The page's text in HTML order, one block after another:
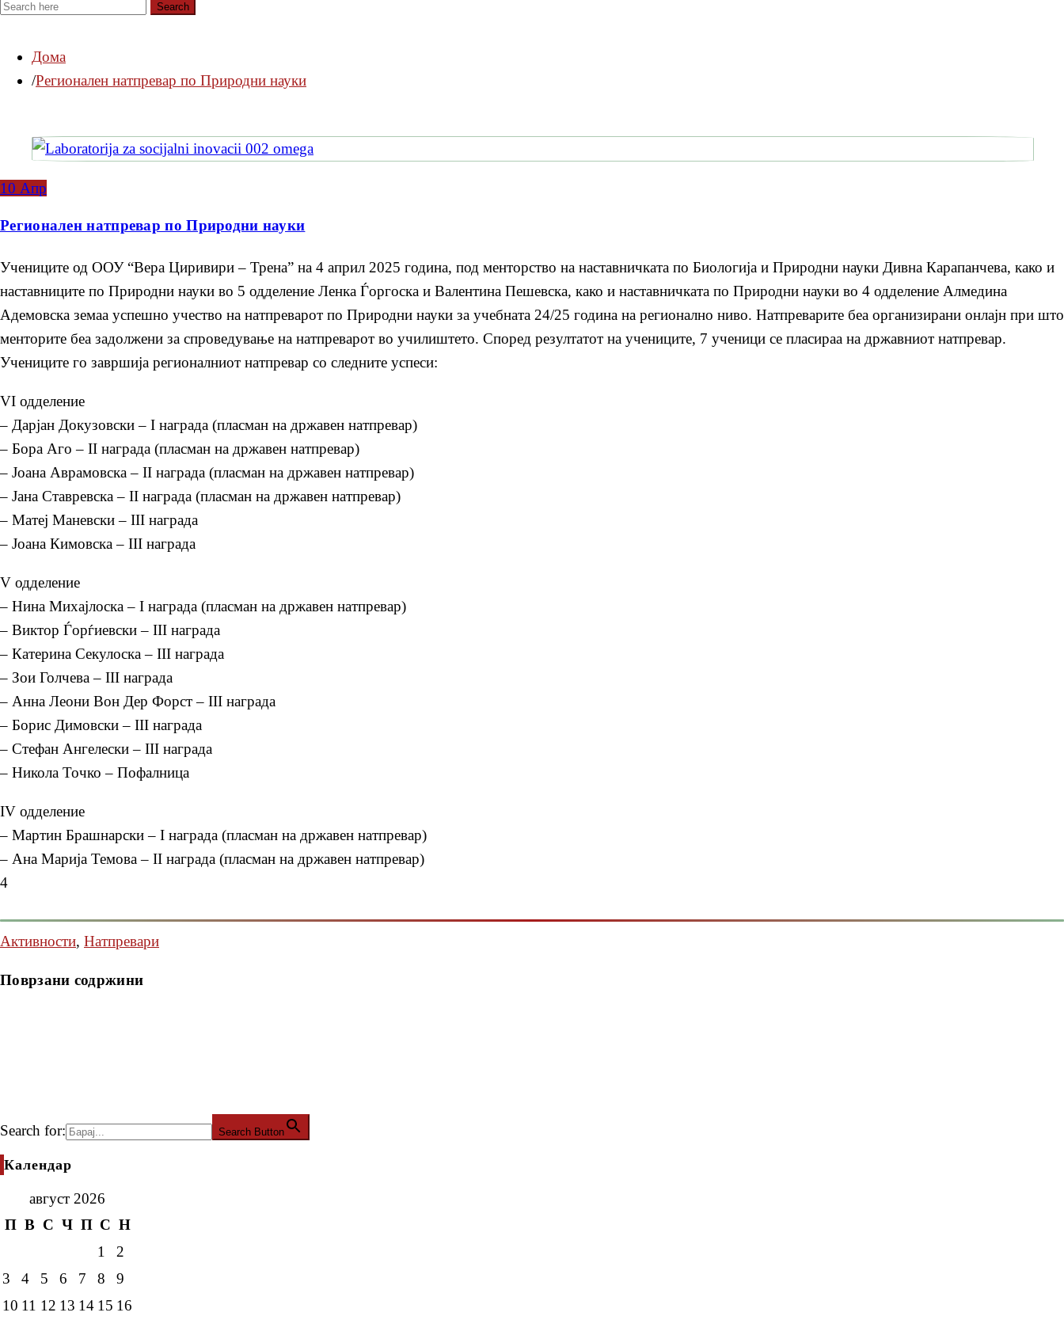
Search
Дома
Регионален натпревар по Природни науки
10 Апр
Регионален натпревар по Природни науки
Учениците од ООУ “Вера Циривири – Трена” на 4 април 2025 година, под менторство на наставничката по Биологија и Природни науки Дивна Карапанчева, како и
наставниците по Природни науки во 5 одделение Ленка Ѓоргоска и Валентина Пешевска, како и наставничката по Природни науки во 4 одделение Алмедина
Адемовска земаа успешно учество на натпреварот по Природни науки за учебната 24/25 година на регионално ниво. Натпреварите беа организирани онлајн при што
менторите беа задолжени за спроведување на натпреварот во училиштето. Според резултатот на учениците, 7 ученици се пласираа на државниот натпревар.
Учениците го завршија регионалниот натпревар со следните успеси:
VI одделение
– Дарјан Докузовски – I награда (пласман на државен натпревар)
– Бора Аго – II награда (пласман на државен натпревар)
– Јоана Аврамовска – II награда (пласман на државен натпревар)
– Јана Ставревска – II награда (пласман на државен натпревар)
– Матеј Маневски – III награда
– Јоана Кимовска – III награда
V одделение
– Нина Михајлоска – I награда (пласман на државен натпревар)
– Виктор Ѓорѓиевски – III награда
– Катерина Секулоска – III награда
– Зои Голчева – III награда
– Анна Леони Вон Дер Форст – III награда
– Борис Димовски – III награда
– Стефан Ангелески – III награда
– Никола Точко – Пофалница
IV одделение
– Мартин Брашнарски – I награда (пласман на државен натпревар)
– Ана Марија Темова – II награда (пласман на државен натпревар)
4
Активности, Натпревари
Поврзани содржини
Search for: Search Button
Календар
август 2026
П В С Ч П С Н
1
2
3
4 5 6 7 8
9
10 11 12 13 14 15 16